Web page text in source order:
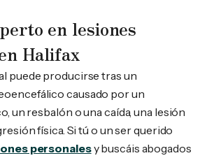
en lesiones
Halifax
puede producirse tras un
causado por un
un resbalón o una caída, una lesión
física. Si tú o un ser querido
personalesy buscáis abogados